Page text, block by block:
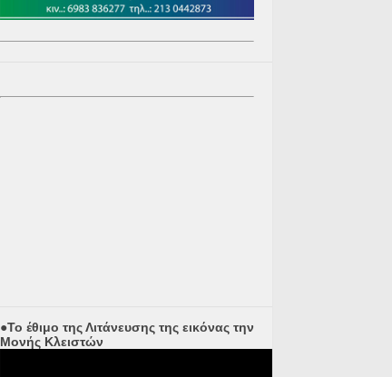
●Το έθιμο της Λιτάνευσης της εικόνας την
Μονής Κλειστών